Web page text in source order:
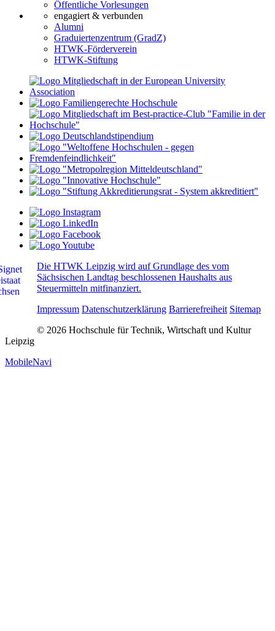
Öffentliche Vorlesungen
engagiert & verbunden
Alumni
Graduiertenzentrum (GradZ)
HTWK-Förderverein
HTWK-Stiftung
Die HTWK Leipzig wird auf Grundlage des vom
Sächsischen Landtag beschlossenen Haushalts aus
Steuermitteln mitfinanziert.
Impressum Datenschutzerklärung Barrierefreiheit Sitemap
© 2026 Hochschule für Technik, Wirtschaft und Kultur
Leipzig
MobileNavi